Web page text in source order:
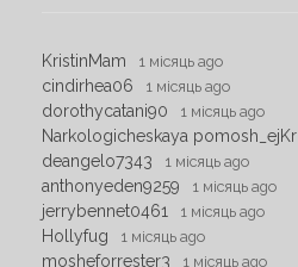
KristinMam 1 місяць ago
cindirhea06 1 місяць ago
dorothycatani90 1 місяць ago
Narkologicheskaya pomosh_ejKr
deangelo7343 1 місяць ago
anthonyeden9259 1 місяць ago
jerrybennet0461 1 місяць ago
Hollyfug 1 місяць ago
mosheforrester3 1 місяць ago